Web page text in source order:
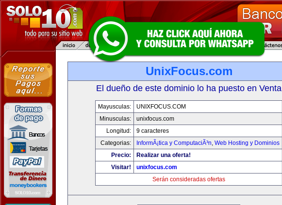
UnixFocus.com
El dueño de este dominio lo ha puesto en Venta
Mayusculas:
UNIXFOCUS.COM
Minusculas:
unixfocus.com
Longitud:
9 caracteres
Categorias:
InformÃ¡tica y ComputaciÃ³n, Web Hosting y Dominios
Precio:
Realizar una oferta!
Visitar!
unixfocus.com
Serán consideradas ofertas